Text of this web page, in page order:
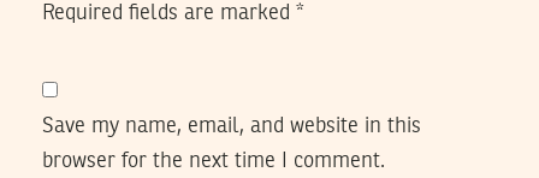
Required fields are marked *
Save my name, email, and website in this
browser for the next time I comment.